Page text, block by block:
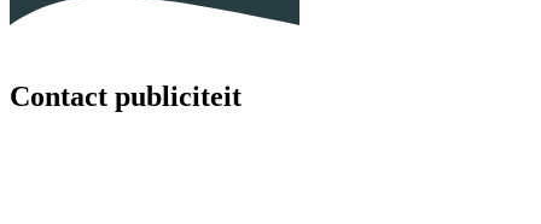
Contact publiciteit